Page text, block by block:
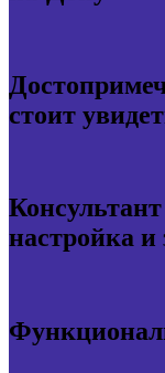
стоит
настройка и